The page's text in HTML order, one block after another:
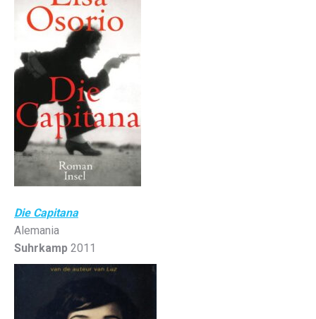
Die Capitana
Alemania
Suhrkamp 2011